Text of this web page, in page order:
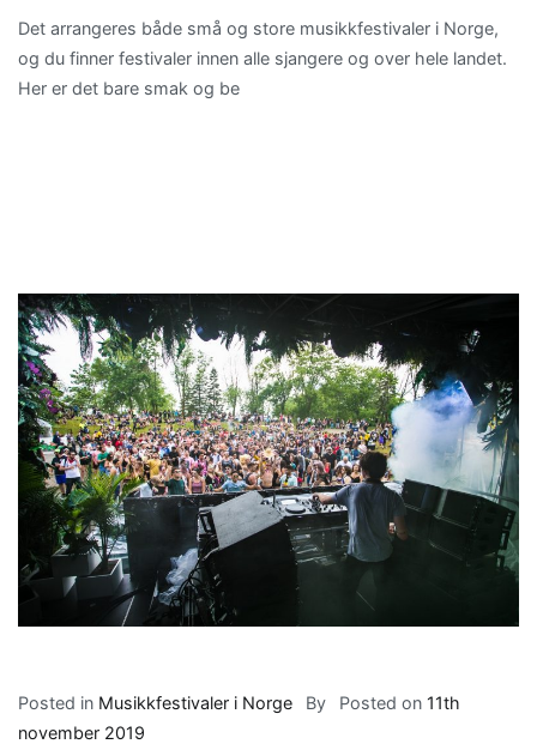
Det arrangeres både små og store musikkfestivaler i Norge,
og du finner festivaler innen alle sjangere og over hele landet.
Her er det bare smak og be
Posted in Musikkfestivaler i Norge By Posted on 11th
november 2019